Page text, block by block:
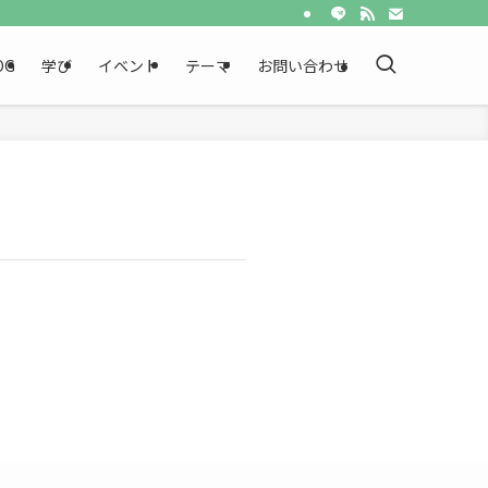
学び イベント テーマ お問い合わせ